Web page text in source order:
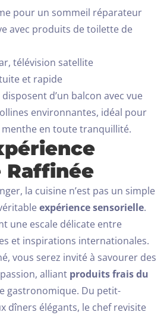
pour un sommeil réparateur
avec produits de toilette de
télévision satellite
et rapide
d’un balcon avec vue
environnantes, idéal pour
en toute tranquillité.
Raffinée
la cuisine n’est pas un simple
expérience sensorielle.
une escale délicate entre
et inspirations internationales.
vous serez invité à savourer des
alliant produits frais du
gastronomique. Du petit-
dîners élégants, le chef revisite